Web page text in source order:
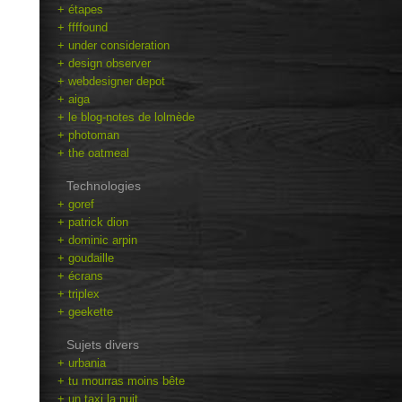
+ étapes
+ ffffound
+ under consideration
+ design observer
+ webdesigner depot
+ aiga
+ le blog-notes de lolmède
+ photoman
+ the oatmeal
Technologies
+ goref
+ patrick dion
+ dominic arpin
+ goudaille
+ écrans
+ triplex
+ geekette
Sujets divers
+ urbania
+ tu mourras moins bête
+ un taxi la nuit